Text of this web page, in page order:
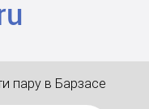
пару в Барзасе